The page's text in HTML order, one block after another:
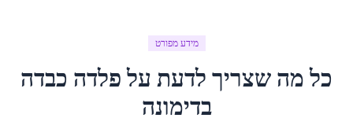
מידע מפורט
כל מה שצריך לדעת עלפלדה כבדה
בדימונה